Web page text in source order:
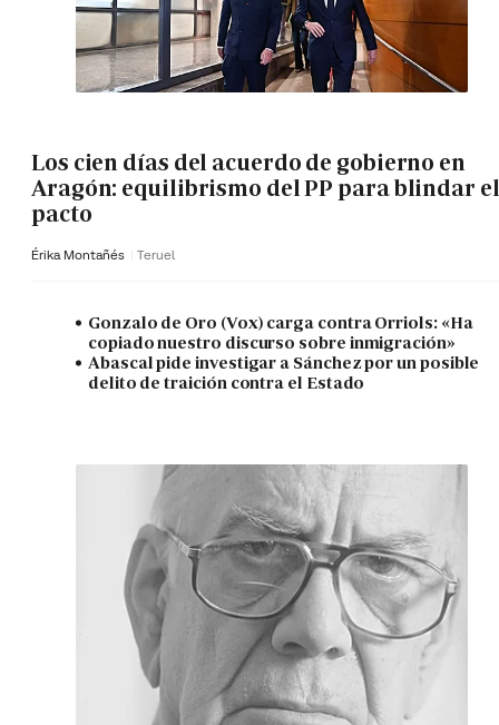
Los cien días del acuerdo de gobierno en
Aragón: equilibrismo del PP para blindar el
pacto
Érika Montañés Teruel
Gonzalo de Oro (Vox) carga contra Orriols: «Ha
copiado nuestro discurso sobre inmigración»
Abascal pide investigar a Sánchez por un posible
delito de traición contra el Estado